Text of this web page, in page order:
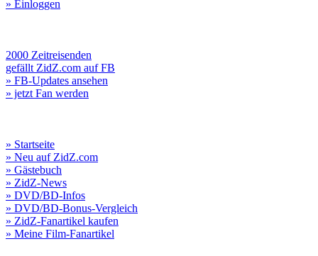
» Einloggen
2000 Zeitreisenden
gefällt ZidZ.com auf FB
» FB-Updates ansehen
» jetzt Fan werden
» Startseite
» Neu auf ZidZ.com
» Gästebuch
» ZidZ-News
» DVD/BD-Infos
» DVD/BD-Bonus-Vergleich
» ZidZ-Fanartikel kaufen
» Meine Film-Fanartikel